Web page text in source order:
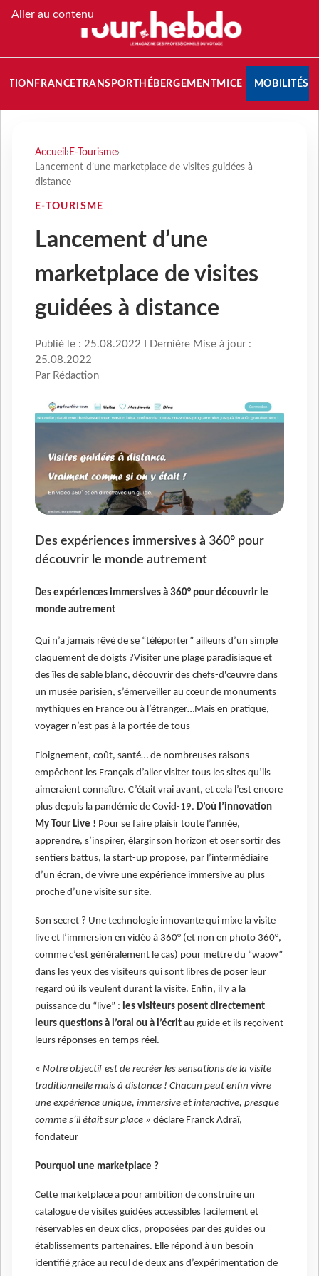
Aller au contenu
FRANCETRANSPORT HÉBERGEMENTMICE MOBILITÉS
Accueil › E-Tourisme›
Lancement d’une marketplace de visites guidées à
distance
E-TOURISME
Lancement d’une
marketplace de visites
guidées à distance
Publié le : 25.08.2022 I Dernière Mise à jour :
25.08.2022
Par Rédaction
Des expériences immersives à 360° pour
découvrir le monde autrement
Des expériences immersives à 360° pour découvrir le
monde autrement
Qui n’a jamais rêvé de se “téléporter” ailleurs d’un simple
claquement de doigts ?Visiter une plage paradisiaque et
des îles de sable blanc, découvrir des chefs-d'œuvre dans
un musée parisien, s’émerveiller au cœur de monuments
mythiques en France ou à l’étranger…Mais en pratique,
voyager n’est pas à la portée de tous
Eloignement, coût, santé… de nombreuses raisons
empêchent les Français d’aller visiter tous les sites qu’ils
aimeraient connaître. C’était vrai avant, et cela l’est encore
plus depuis la pandémie de Covid-19. D’où l’innovation
My Tour Live ! Pour se faire plaisir toute l’année,
apprendre, s’inspirer, élargir son horizon et oser sortir des
sentiers battus, la start-up propose, par l’intermédiaire
d’un écran, de vivre une expérience immersive au plus
proche d’une visite sur site.
Son secret ? Une technologie innovante qui mixe la visite
live et l’immersion en vidéo à 360° (et non en photo 360°,
comme c’est généralement le cas) pour mettre du “waow”
dans les yeux des visiteurs qui sont libres de poser leur
regard où ils veulent durant la visite. Enfin, il y a la
puissance du “live” : les visiteurs posent directement
leurs questions à l’oral ou à l’écrit au guide et ils reçoivent
leurs réponses en temps réel.
« Notre objectif est de recréer les sensations de la visite
traditionnelle mais à distance ! Chacun peut enfin vivre
une expérience unique, immersive et interactive, presque
comme s’il était sur place » déclare Franck Adraï,
fondateur
Pourquoi une marketplace ?
Cette marketplace a pour ambition de construire un
catalogue de visites guidées accessibles facilement et
réservables en deux clics, proposées par des guides ou
établissements partenaires. Elle répond à un besoin
identifié grâce au recul de deux ans d’expérimentation de